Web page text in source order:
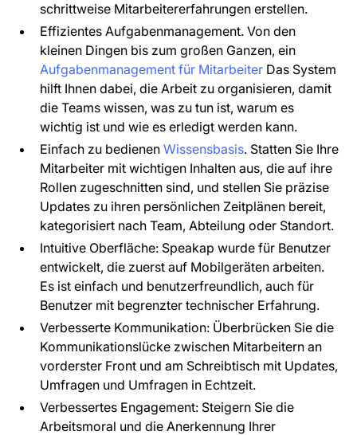
schrittweise Mitarbeitererfahrungen erstellen.
Effizientes Aufgabenmanagement. Von den
kleinen Dingen bis zum großen Ganzen, ein
Aufgabenmanagement für Mitarbeiter Das System
hilft Ihnen dabei, die Arbeit zu organisieren, damit
die Teams wissen, was zu tun ist, warum es
wichtig ist und wie es erledigt werden kann.
Einfach zu bedienenWissensbasis. Statten Sie Ihre
Mitarbeiter mit wichtigen Inhalten aus, die auf ihre
Rollen zugeschnitten sind, und stellen Sie präzise
Updates zu ihren persönlichen Zeitplänen bereit,
kategorisiert nach Team, Abteilung oder Standort.
Intuitive Oberfläche: Speakap wurde für Benutzer
entwickelt, die zuerst auf Mobilgeräten arbeiten.
Es ist einfach und benutzerfreundlich, auch für
Benutzer mit begrenzter technischer Erfahrung.
Verbesserte Kommunikation: Überbrücken Sie die
Kommunikationslücke zwischen Mitarbeitern an
vorderster Front und am Schreibtisch mit Updates,
Umfragen und Umfragen in Echtzeit.
Verbessertes Engagement: Steigern Sie die
Arbeitsmoral und die Anerkennung Ihrer